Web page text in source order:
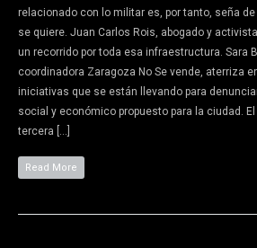
relacionado con lo militar es, por tanto, seña
se quiere. Juan Carlos Rois, abogado y
un recorrido por toda esa infraestructura. Sara
coordinadora Zaragoza No Se vende, aterriza
iniciativas que se están llevando para
social y económico propuesto para la ciudad.
tercera […]
Read More